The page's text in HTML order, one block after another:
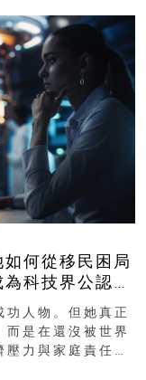
何從移民困局
科技界公認的
人物。但她真正
是在還沒被世界
力與家庭責任之